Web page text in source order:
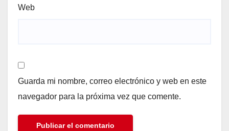
Web
Guarda mi nombre, correo electrónico y web en este
navegador para la próxima vez que comente.